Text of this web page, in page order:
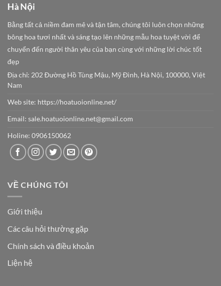
Hà Nội
Bằng tất cả niềm đam mê và tận tâm, chúng tôi luôn chọn những
bông hoa tươi nhất và sáng tạo lên những mẫu hoa tuyệt vời để
chuyển đến người thân yêu của bạn cùng với những lời chúc tốt
đẹp
Địa chỉ: 202 Đường Hồ Tùng Mậu, Mỹ Đình, Hà Nội, 100000, Việt
Nam
Web site: https://hoatuoionline.net/
Email: sale.hoatuoionline.net@gmail.com
Holine: 0906150062
VỀ CHÚNG TÔI
Giới thiệu
Các câu hỏi thường gặp
Chính sách và điều khoản
Liện hệ